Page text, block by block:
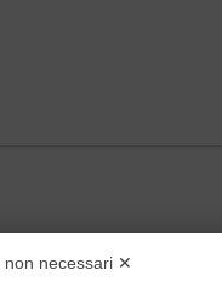
non necessari ✕